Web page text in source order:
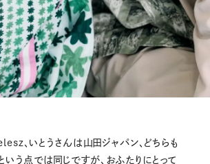
、いとうさんは山田ジャパン、どちらも
という点では同じですが、おふたりにとって